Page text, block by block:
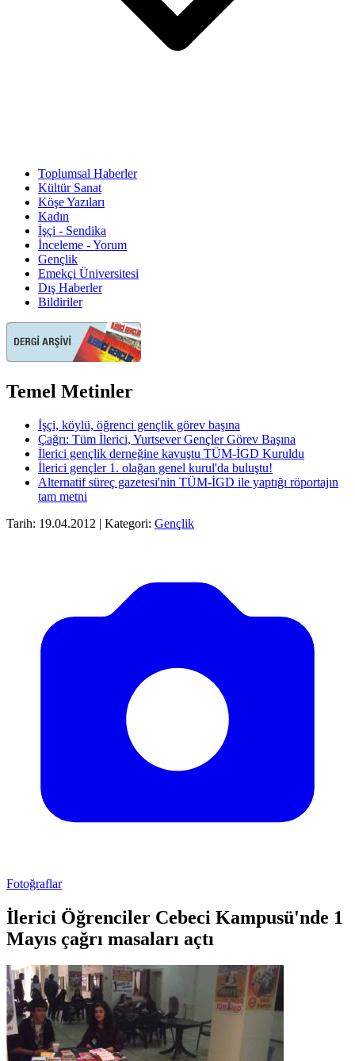
Toplumsal Haberler
Kültür Sanat
Köşe Yazıları
Kadın
İşçi - Sendika
İnceleme - Yorum
Gençlik
Emekçi Üniversitesi
Dış Haberler
Bildiriler
Temel Metinler
İşçi, köylü, öğrenci gençlik görev başına
Çağrı: Tüm İlerici, Yurtsever Gençler Görev Başına
İlerici gençlik derneğine kavuştu TÜM-İGD Kuruldu
İlerici gençler 1. olağan genel kurul'da buluştu!
Alternatif süreç gazetesi'nin TÜM-İGD ile yaptığı röportajın
tam metni
Tarih: 19.04.2012 | Kategori: Gençlik
Fotoğraflar
İlerici Öğrenciler Cebeci Kampusü'nde 1
Mayıs çağrı masaları açtı